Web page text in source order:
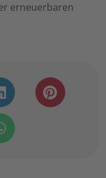
erneuerbaren